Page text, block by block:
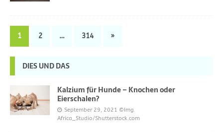
1 2 … 314 »
DIES UND DAS
Kalzium für Hunde – Knochen oder
Eierschalen?
September 29, 2021 ©Img.
Africa_Studio/Shutterstock.com